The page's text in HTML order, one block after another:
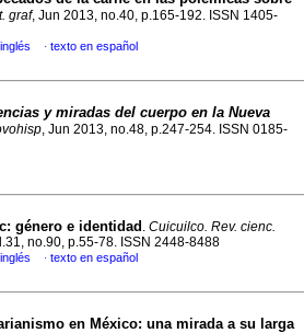
graf, Jun 2013, no.40, p.165-192. ISSN 1405-
inglés · texto en español
y miradas del cuerpo en la Nueva
, Jun 2013, no.48, p.247-254. ISSN 0185-
género e identidad . Cuicuilco. Rev. cienc.
no.90, p.55-78. ISSN 2448-8488
inglés · texto en español
en México: una mirada a su larga